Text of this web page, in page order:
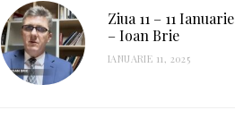
Ziua 11 – 11 Ianuarie
– Ioan Brie
IANUARIE 11, 2025